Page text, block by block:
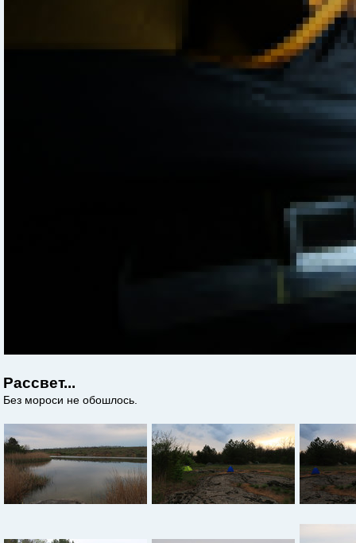
Рассвет...
Без мороси не обошлось.